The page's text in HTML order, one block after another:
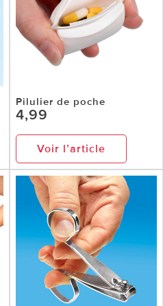
Pilulier de poche
4,99
Voir l’article